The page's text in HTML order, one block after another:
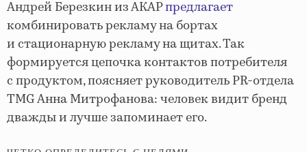
Андрей Березкин из АКАРпредлагает
комбинировать рекламу на бортах
и стационарную рекламу на щитах. Так
формируется цепочка контактов потребителя
с продуктом, поясняет руководитель PR-отдела
TMG Анна Митрофанова: человек видит бренд
дважды и лучше запоминает его.